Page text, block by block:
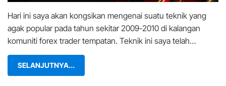
Hari ini saya akan kongsikan mengenai suatu teknik yang
agak popular pada tahun sekitar 2009-2010 di kalangan
komuniti forex trader tempatan. Teknik ini saya telah…
SELANJUTNYA...